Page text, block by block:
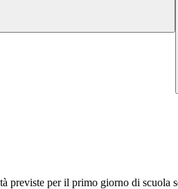
previste peril primo giorno di scuola